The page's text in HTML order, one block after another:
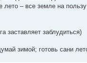
– все земле на
заставляет заблудиться)
зимой; готовь сани